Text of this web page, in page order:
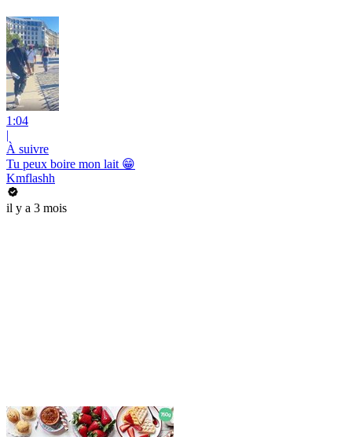
1:04
|
À suivre
Tu peux boire mon lait 😁
Kmflashh
il y a 3 mois